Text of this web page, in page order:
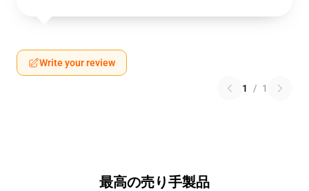
Write your review
1 / 1
最高の売り手製品